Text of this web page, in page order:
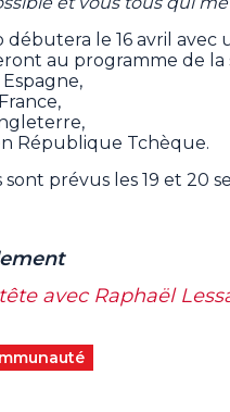
débutera le 16 avril avec
au programme de la
Espagne,
République Tchèque.
prévus les 19 et 20
avec Raphaël